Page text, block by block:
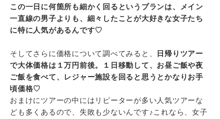
この一日に何箇所も細かく回るというプランは、メイン
一直線の男子よりも、細々したことが大好きな女子たち
に特に人気があるんです♡
そしてさらに価格について調べてみると、
日帰りツアー
で大体価格は１万円前後。１日移動して、お昼ご飯や夜
ご飯を食べて、レジャー施設を回ると思うとかなりお手
頃価格♡
おまけにツアーの中にはリピーターが多い人気ツアーな
ども多くあるので、失敗も少ないんです♪これなら、女子